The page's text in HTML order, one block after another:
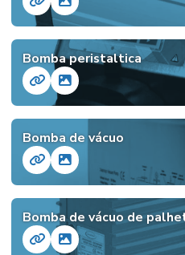
Bomba peristaltica
Bomba de vácuo
Bomba de vácuo de